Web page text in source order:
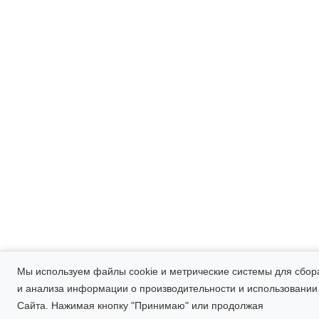
Мы используем файлы cookie и метрические системы для
и анализа информации о производительности и использовании
Сайта. Нажимая кнопку "Принимаю" или продолжая